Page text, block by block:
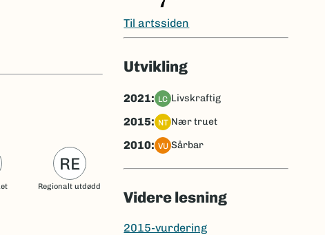
RE
Regionalt utdødd
Til artssiden
Utvikling
2021: LC livskraftig
2015: NT nær truet
2010: VU sårbar
Videre lesning
2015-vurdering